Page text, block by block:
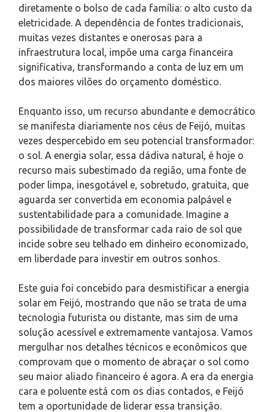
diretamente o bolso de cada família: o alto custo da
eletricidade. A dependência de fontes tradicionais,
muitas vezes distantes e onerosas para a
infraestrutura local, impõe uma carga financeira
significativa, transformando a conta de luz em um
dos maiores vilões do orçamento doméstico.
Enquanto isso, um recurso abundante e democrático
se manifesta diariamente nos céus de Feijó, muitas
vezes despercebido em seu potencial transformador:
o sol. A energia solar, essa dádiva natural, é hoje o
recurso mais subestimado da região, uma fonte de
poder limpa, inesgotável e, sobretudo, gratuita, que
aguarda ser convertida em economia palpável e
sustentabilidade para a comunidade. Imagine a
possibilidade de transformar cada raio de sol que
incide sobre seu telhado em dinheiro economizado,
em liberdade para investir em outros sonhos.
Este guia foi concebido para desmistificar a energia
solar em Feijó, mostrando que não se trata de uma
tecnologia futurista ou distante, mas sim de uma
solução acessível e extremamente vantajosa. Vamos
mergulhar nos detalhes técnicos e econômicos que
comprovam que o momento de abraçar o sol como
seu maior aliado financeiro é agora. A era da energia
cara e poluente está com os dias contados, e Feijó
tem a oportunidade de liderar essa transição.